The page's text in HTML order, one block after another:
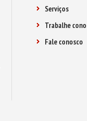
Serviços
Trabalhe
Fale conosco